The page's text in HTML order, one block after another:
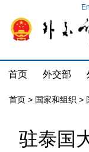
首页 外交部
首页 > 国家和组织 >
驻泰国